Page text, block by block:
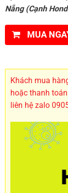
Nẵng (Cạnh
MUA
Khách mua
hoặc thanh
liên hệ zalo